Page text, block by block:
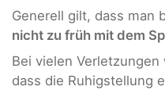
Generell gilt, dass man
nicht zu früh mit dem
Bei vielen
dass die Ruhigstellung